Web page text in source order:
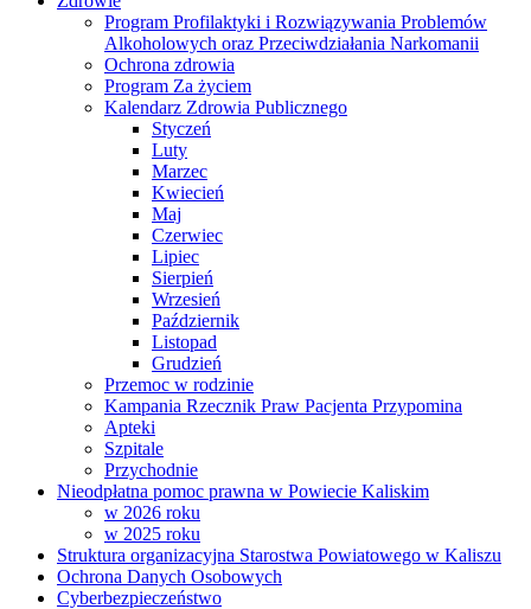
Program Profilaktyki i Rozwiązywania Problemów
Alkoholowych oraz Przeciwdziałania Narkomanii
Ochrona zdrowia
Program Za życiem
Kalendarz Zdrowia Publicznego
Styczeń
Luty
Marzec
Kwiecień
Maj
Czerwiec
Lipiec
Sierpień
Wrzesień
Październik
Listopad
Grudzień
Przemoc w rodzinie
Kampania Rzecznik Praw Pacjenta Przypomina
Apteki
Szpitale
Przychodnie
Nieodpłatna pomoc prawna w Powiecie Kaliskim
w 2026 roku
w 2025 roku
Struktura organizacyjna Starostwa Powiatowego w Kaliszu
Ochrona Danych Osobowych
Cyberbezpieczeństwo